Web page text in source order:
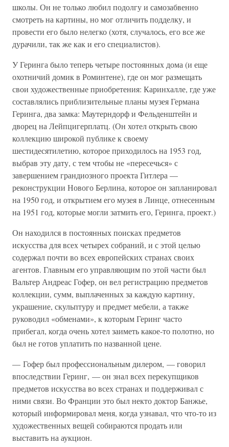
школы. Он не только любил подолгу и самозабвенно
смотреть на картины, но мог отличить подделку, и
провести его было нелегко (хотя, случалось, его все же
дурачили, так же как и его специалистов).
У Геринга было теперь четыре постоянных дома (и еще
охотничий домик в Роминтене), где он мог размещать
свои художественные приобретения: Каринхалле, где уже
составлялись приблизительные планы музея Германа
Геринга, два замка: Маутерндорф и Фельденштейн и
дворец на Лейпцигерплатц. (Он хотел открыть свою
коллекцию широкой публике к своему
шестидесятилетию, которое приходилось на 1953 год,
выбрав эту дату, с тем чтобы не «пересечься» с
завершением грандиозного проекта Гитлера —
реконструкции Нового Берлина, которое он запланировал
на 1950 год, и открытием его музея в Линце, отнесенным
на 1951 год, которые могли затмить его, Геринга, проект.)
Он находился в постоянных поисках предметов
искусства для всех четырех собраний, и с этой целью
содержал почти во всех европейских странах своих
агентов. Главным его управляющим по этой части был
Вальтер Андреас Гофер, он вел регистрацию предметов
коллекции, сумм, выплаченных за каждую картину,
украшение, скульптуру и предмет мебели, а также
руководил «обменами», к которым Геринг часто
прибегал, когда очень хотел заиметь какое-то полотно, но
был не готов уплатить по названной цене.
— Гофер был профессиональным дилером, — говорил
впоследствии Геринг, — он знал всех перекупщиков
предметов искусства во всех странах и поддерживал с
ними связи. Во Франции это был некто доктор Банжье,
который информировал меня, когда узнавал, что что-то из
художественных вещей собираются продать или
выставить на аукцион.